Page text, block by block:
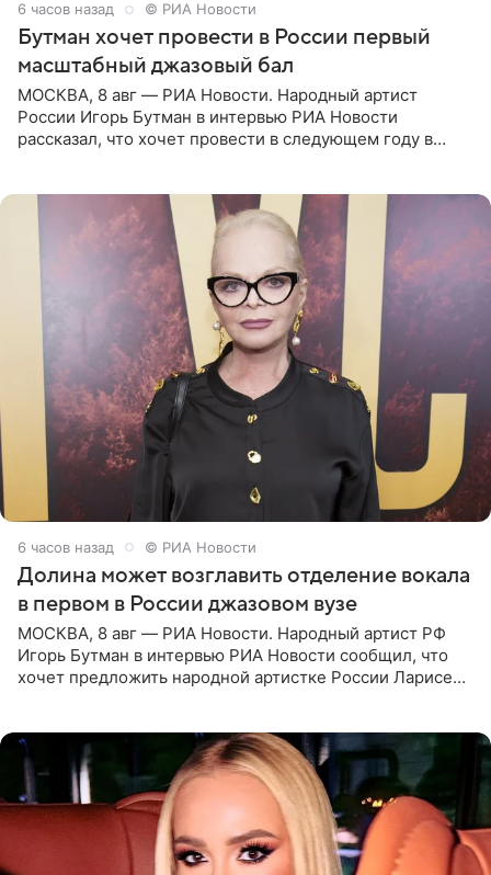
6 часов назад © РИА Новости
Бутман хочет провести в России первый
масштабный джазовый бал
МОСКВА, 8 авг — РИА Новости. Народный артист
России Игорь Бутман в интервью РИА Новости
рассказал, что хочет провести в следующем году в
6 часов назад © РИА Новости
Долина может возглавить отделение вокала
в первом в России джазовом вузе
МОСКВА, 8 авг — РИА Новости. Народный артист РФ
Игорь Бутман в интервью РИА Новости сообщил, что
хочет предложить народной артистке России Ларисе